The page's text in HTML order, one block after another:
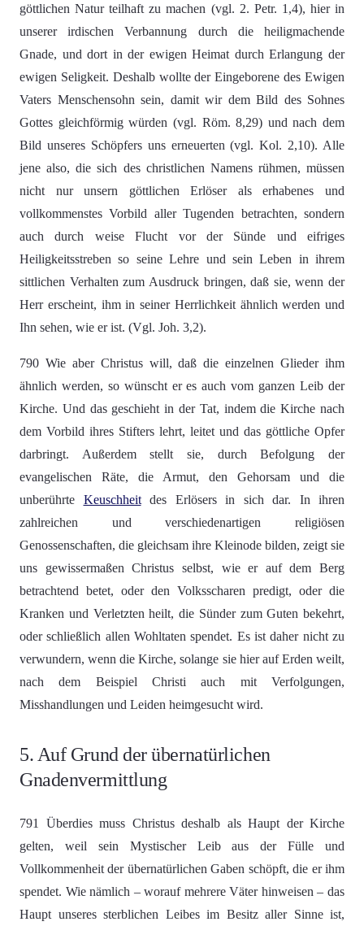
göttlichen Natur teilhaft zu machen (vgl. 2. Petr. 1,4), hier in
unserer irdischen Verbannung durch die heiligmachende
Gnade, und dort in der ewigen Heimat durch Erlangung der
ewigen Seligkeit. Deshalb wollte der Eingeborene des Ewigen
Vaters Menschensohn sein, damit wir dem Bild des Sohnes
Gottes gleichförmig würden (vgl. Röm. 8,29) und nach dem
Bild unseres Schöpfers uns erneuerten (vgl. Kol. 2,10). Alle
jene also, die sich des christlichen Namens rühmen, müssen
nicht nur unsern göttlichen Erlöser als erhabenes und
vollkommenstes Vorbild aller Tugenden betrachten, sondern
auch durch weise Flucht vor der Sünde und eifriges
Heiligkeitsstreben so seine Lehre und sein Leben in ihrem
sittlichen Verhalten zum Ausdruck bringen, daß sie, wenn der
Herr erscheint, ihm in seiner Herrlichkeit ähnlich werden und
Ihn sehen, wie er ist. (Vgl. Joh. 3,2).
790 Wie aber Christus will, daß die einzelnen Glieder ihm
ähnlich werden, so wünscht er es auch vom ganzen Leib der
Kirche. Und das geschieht in der Tat, indem die Kirche nach
dem Vorbild ihres Stifters lehrt, leitet und das göttliche Opfer
darbringt. Außerdem stellt sie, durch Befolgung der
evangelischen Räte, die Armut, den Gehorsam und die
unberührte Keuschheitdes Erlösers in sich dar. In ihren
zahlreichen und verschiedenartigen religiösen
Genossenschaften, die gleichsam ihre Kleinode bilden, zeigt sie
uns gewissermaßen Christus selbst, wie er auf dem Berg
betrachtend betet, oder den Volksscharen predigt, oder die
Kranken und Verletzten heilt, die Sünder zum Guten bekehrt,
oder schließlich allen Wohltaten spendet. Es ist daher nicht zu
verwundern, wenn die Kirche, solange sie hier auf Erden weilt,
nach dem Beispiel Christi auch mit Verfolgungen,
Misshandlungen und Leiden heimgesucht wird.
5. Auf Grund der übernatürlichen
Gnadenvermittlung
791 Überdies muss Christus deshalb als Haupt der Kirche
gelten, weil sein Mystischer Leib aus der Fülle und
Vollkommenheit der übernatürlichen Gaben schöpft, die er ihm
spendet. Wie nämlich – worauf mehrere Väter hinweisen – das
Haupt unseres sterblichen Leibes im Besitz aller Sinne ist,